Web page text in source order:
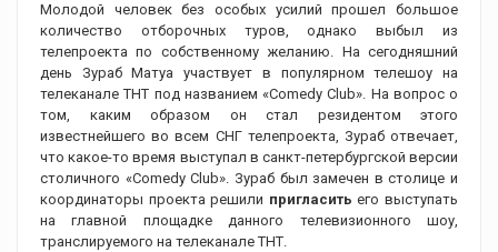
Молодой человек без особых усилий прошел большое
количество отборочных туров, однако выбыл из
телепроекта по собственному желанию. На сегодняшний
день Зураб Матуа участвует в популярном телешоу на
телеканале ТНТ под названием «Comedy Club». На вопрос о
том, каким образом он стал резидентом этого
известнейшего во всем СНГ телепроекта, Зураб отвечает,
что какое-то время выступал в санкт-петербургской версии
столичного «Comedy Club». Зураб был замечен в столице и
координаторы проекта решили пригласитьего выступать
на главной площадке данного телевизионного шоу,
транслируемого на телеканале ТНТ.